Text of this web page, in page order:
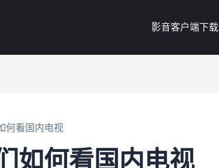
影音客户端下载
何看国内电视
如何看国内电视